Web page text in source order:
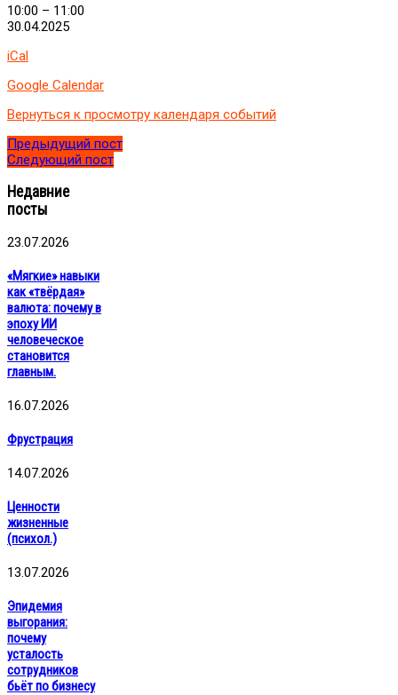
Супервизия
10:00 – 11:00
30.04.2025
iCal
Google Calendar
Вернуться к просмотру календаря событий
Предыдущий пост
Следующий пост
Недавние
посты
23.07.2026
«Мягкие» навыки
как «твёрдая»
валюта: почему в
эпоху ИИ
человеческое
становится
главным.
16.07.2026
Фрустрация
14.07.2026
Ценности
жизненные
(психол.)
13.07.2026
Эпидемия
выгорания:
почему
усталость
сотрудников
бьёт по бизнесу